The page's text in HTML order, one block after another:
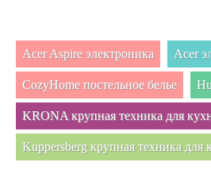
Acer Aspire электроника Acer
CozyHome постельное белье
KRONA крупная техника для
Kuppersberg крупная техника для